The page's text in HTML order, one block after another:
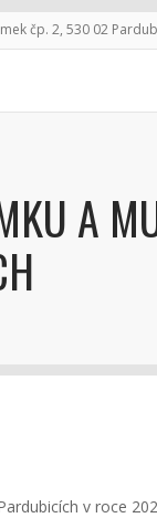
čp. 2, 530 02
A
v roce